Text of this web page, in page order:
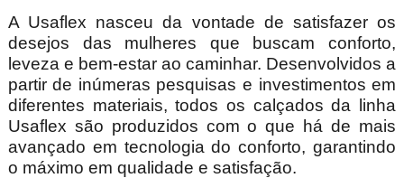
A Usaflex nasceu da vontade de satisfazer os
desejos das mulheres que buscam conforto,
leveza e bem-estar ao caminhar. Desenvolvidos a
partir de inúmeras pesquisas e investimentos em
diferentes materiais, todos os calçados da linha
Usaflex são produzidos com o que há de mais
avançado em tecnologia do conforto, garantindo
o máximo em qualidade e satisfação.